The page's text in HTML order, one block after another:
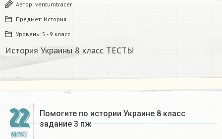
Автор: ventumtracer
Предмет: История
Уровень: 5 - 9 класс
История Украины 8 класс ТЕСТЫ ​
22
АВГУСТ
Помогите по истории Украине 8 класс
задание 3 пж​